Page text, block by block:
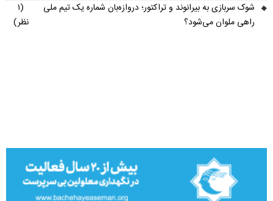
شوک سربازی به بیرانوند و تراکتور؛ دروازه‌بان شماره یک تیم ملی
راهی ملوان می‌شود؟
(۱
نظر)